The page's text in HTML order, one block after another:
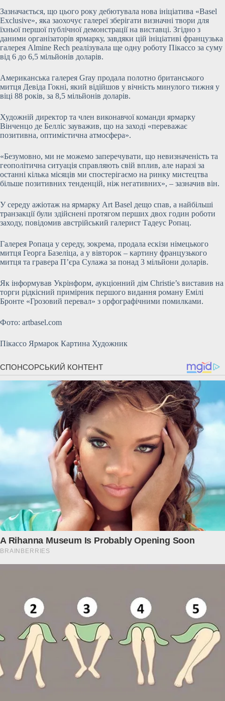
Зазначається, що цього року дебютувала нова ініціатива «Basel
Exclusive», яка заохочує галереї зберігати визначні твори для
їхньої першої публічної демонстрації на виставці. Згідно з
даними організаторів ярмарку, завдяки цій ініціативі французька
галерея Almine Rech реалізувала ще одну роботу Пікассо за суму
від 6 до 6,5 мільйонів доларів.
Американська галерея Gray продала полотно британського
митця Девіда Гокні, який відійшов у вічність минулого тижня у
віці 88 років, за 8,5 мільйонів доларів.
Художній директор та член виконавчої команди ярмарку
Вінченцо де Белліс зауважив, що на заході «переважає
позитивна, оптимістична атмосфера».
«Безумовно, ми не можемо заперечувати, що невизначеність та
геополітична ситуація справляють свій вплив, але наразі за
останні кілька місяців ми спостерігаємо на ринку мистецтва
більше позитивних тенденцій, ніж негативних», – зазначив він.
У середу ажіотаж на ярмарку Art Basel дещо спав, а найбільші
транзакції були здійснені протягом перших двох годин роботи
заходу, повідомив австрійський галерист Тадеус Ропац.
Галерея Ропаца у середу, зокрема, продала ескізи німецького
митця Георга Базеліца, а у вівторок – картину французького
митця та гравера П’єра Сулажа за понад 3 мільйони доларів.
Як інформував Укрінформ, аукціонний дім Christie’s виставив на
торги рідкісний примірник першого видання роману Емілі
Бронте «Грозовий перевал» з орфографічними помилками.
Фото: artbasel.com
Пікассо Ярмарок Картина Художник